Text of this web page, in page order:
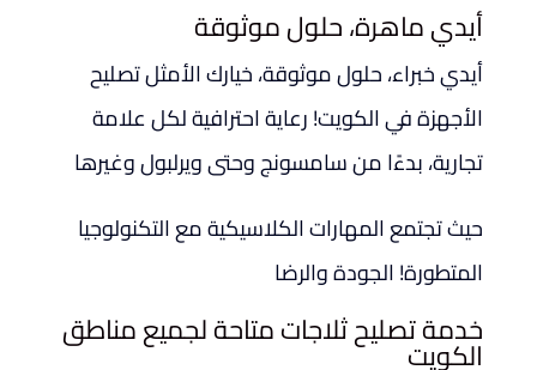
أيدي ماهرة، حلول موثوقة
أيدي خبراء، حلول موثوقة، خيارك الأمثل تصليح
الأجهزة في الكويت! رعاية احترافية لكل علامة
تجارية، بدءًا من سامسونج وحتى ويرلبول وغيرها
حيث تجتمع المهارات الكلاسيكية مع التكنولوجيا
المتطورة! الجودة والرضا
خدمة تصليح ثلاجات متاحة لجميع مناطق
الكويت